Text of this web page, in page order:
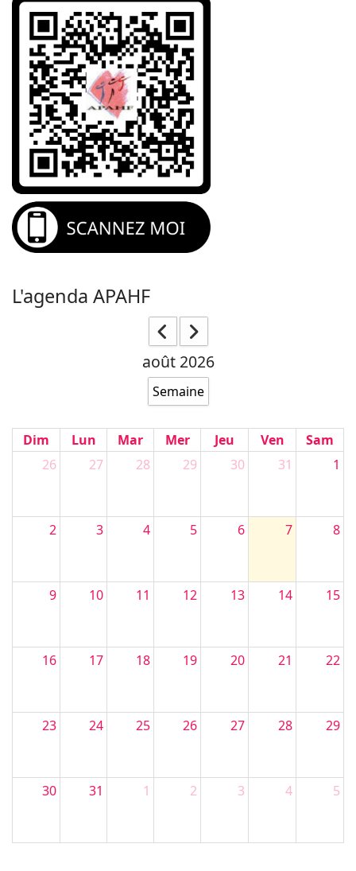
L'agenda APAHF
août 2026
Semaine
Dim Lun Mar Mer Jeu Ven
Sam
26
27 28 29 30 31 1
2 3 4 5 6 7 8
9 10 11 12 13 14 15
16 17 18 19 20 21 22
23 24 25 26 27 28 29
30 31 1 2 3 4 5